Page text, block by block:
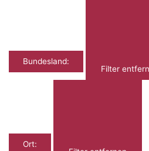
Bundesland:
Filter
Ort: